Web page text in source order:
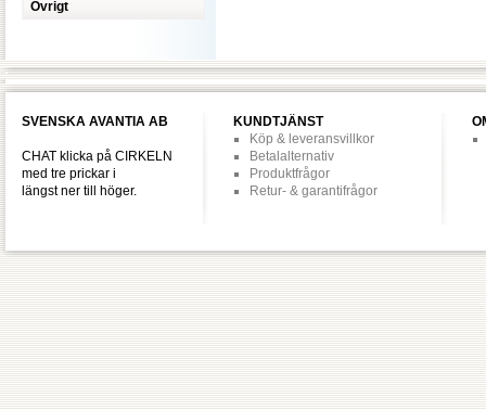
Övrigt
SVENSKA AVANTIA AB
CHAT klicka på CIRKELN
med tre prickar i
längst ner till höger.
KUNDTJÄNST
Köp & leveransvillkor
Betalalternativ
Produktfrågor
Retur- & garantifrågor